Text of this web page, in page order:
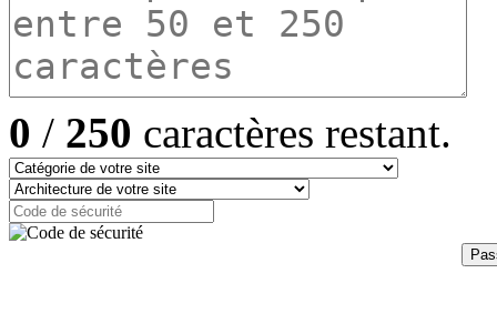
0 / 250 caractères restant.